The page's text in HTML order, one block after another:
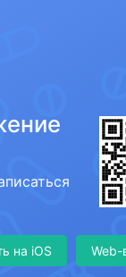
на iOS Web-